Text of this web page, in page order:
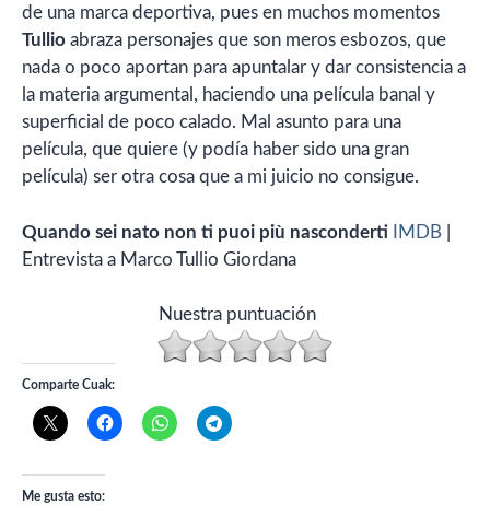
de una marca deportiva, pues en muchos momentos
Tullio abraza personajes que son meros esbozos, que
nada o poco aportan para apuntalar y dar consistencia a
la materia argumental, haciendo una película banal y
superficial de poco calado. Mal asunto para una
película, que quiere (y podía haber sido una gran
película) ser otra cosa que a mi juicio no consigue.
Quando sei nato non ti puoi più nasconderti IMDB
Entrevista a Marco Tullio Giordana
Nuestra puntuación
Comparte Cuak:
Me gusta esto: